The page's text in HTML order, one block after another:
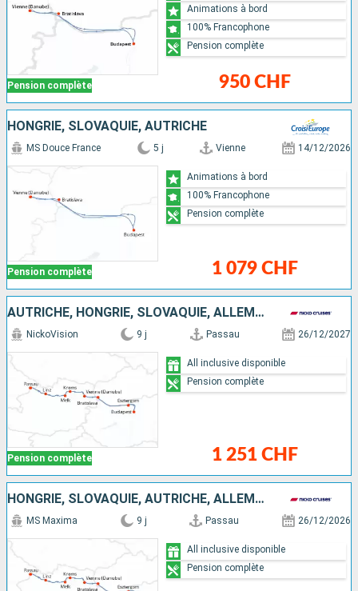
Pension complète 950 CHF
Animations à bord
100% Francophone
Pension complète
HONGRIE, SLOVAQUIE, AUTRICHE
Pension complète
MS Douce France 5 j Vienne 14/12/2026
1 079 CHF
Animations à bord
100% Francophone
Pension complète
AUTRICHE, HONGRIE, SLOVAQUIE, ALLEMAGNE
Pension complète
NickoVision 9 j Passau 26/12/2027
1 251 CHF
All inclusive disponible
Pension complète
HONGRIE, SLOVAQUIE, AUTRICHE, ALLEMAGNE
MS Maxima 9 j Passau 26/12/2026
All inclusive disponible
Pension complète